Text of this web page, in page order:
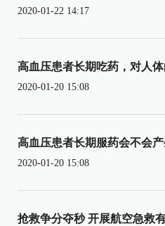
2020-01-22 14:17
高血压患者长期吃药，对人
2020-01-20 15:08
高血压患者长期服药会不会
2020-01-20 15:08
抢救争分夺秒 开展航空急救